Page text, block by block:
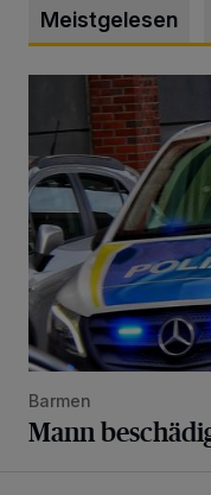
Meistgelesen
Mann beschädigt
Barmen
Mann